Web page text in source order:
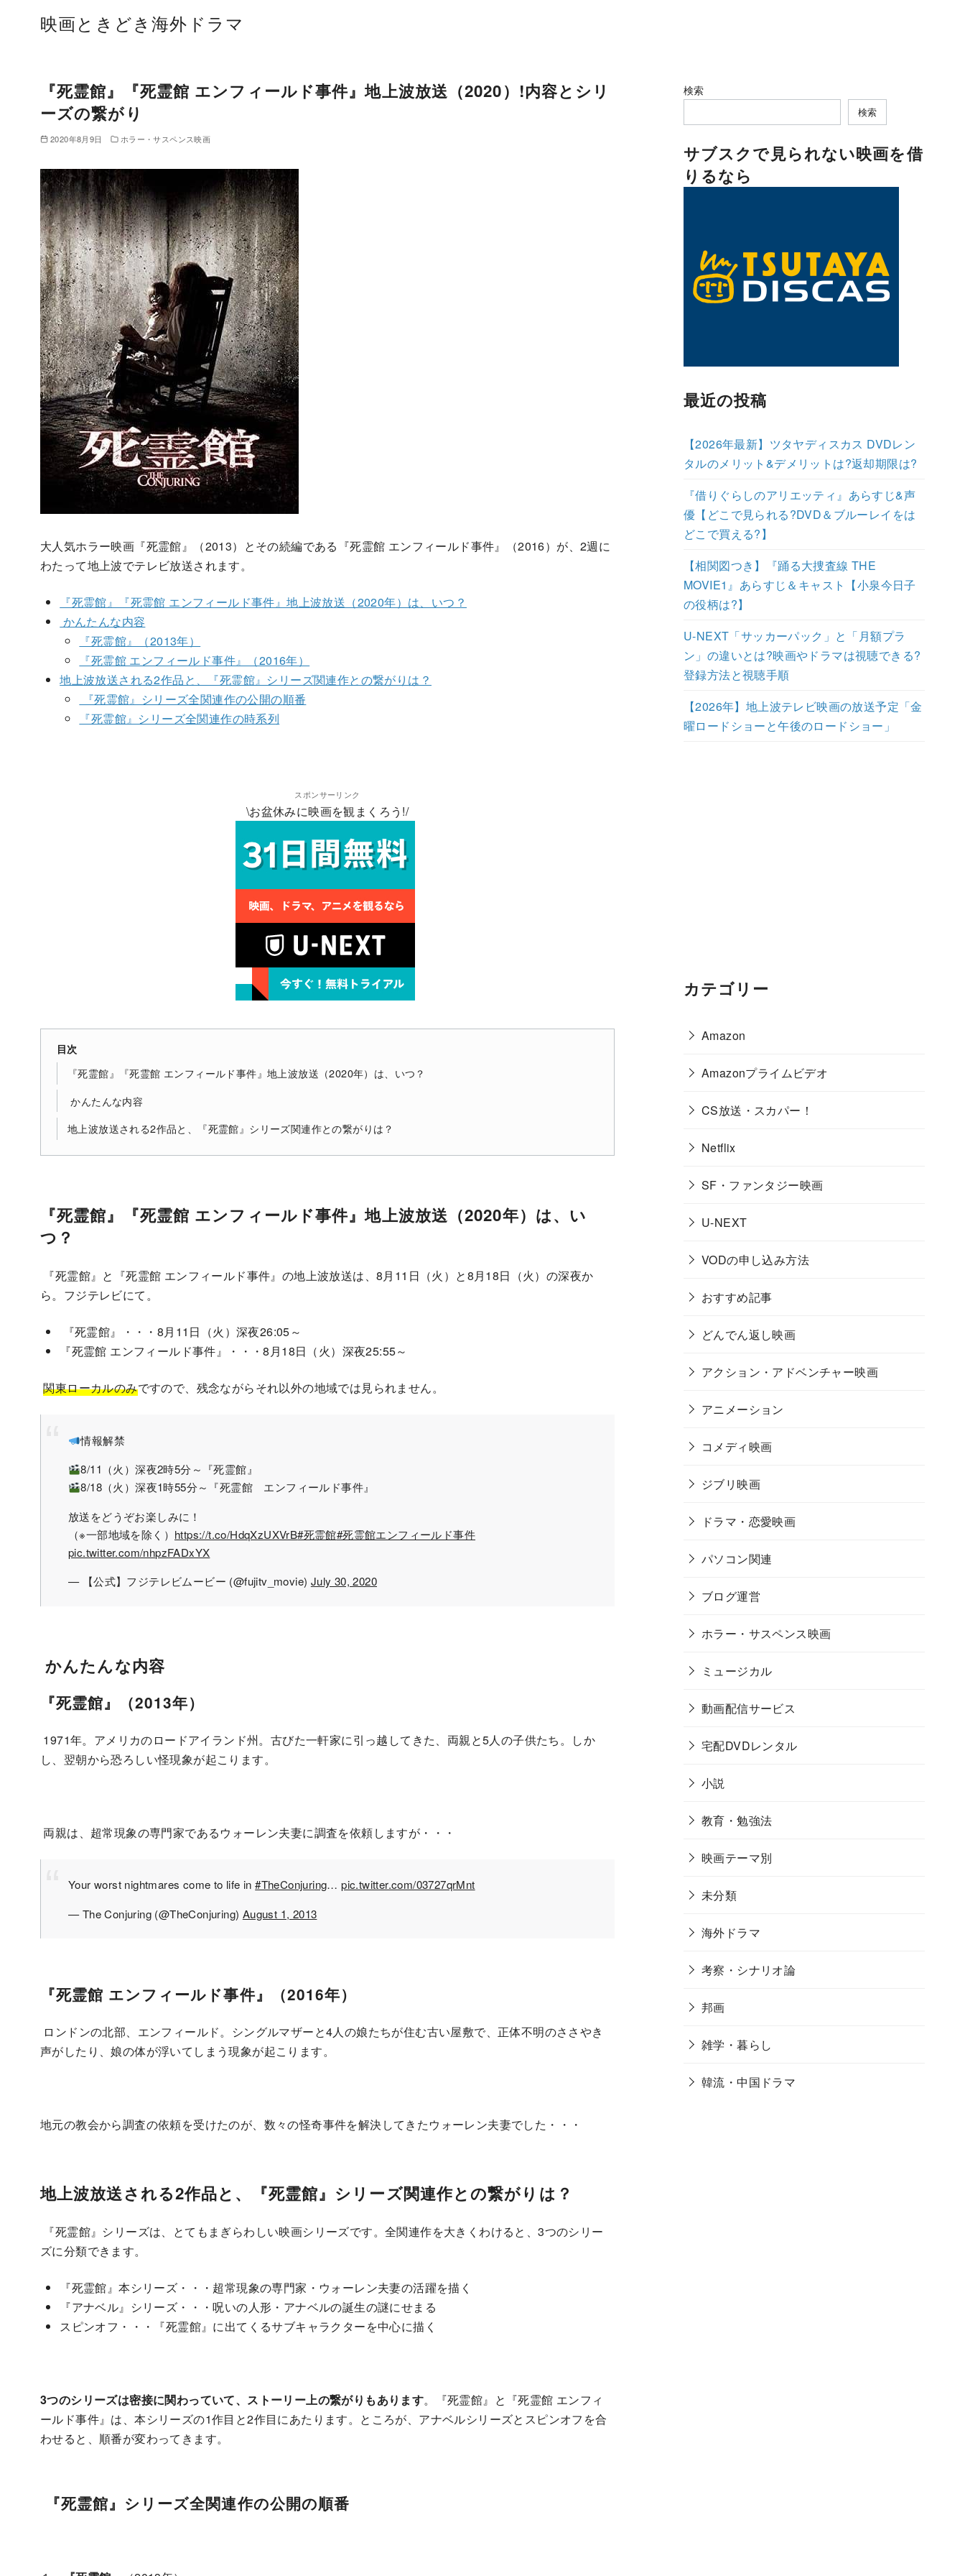
映画ときどき海外ドラマ
『死霊館』『死霊館 エンフィールド事件』地上波放送（2020）!内容とシリ
ーズの繋がり
2020年8月9日 ホラー・サスペンス映画
大人気ホラー映画『死霊館』（2013）とその続編である『死霊館 エンフィールド事件』（2016）が、2週に
わたって地上波でテレビ放送されます。
『死霊館』『死霊館 エンフィールド事件』地上波放送（2020年）は、いつ？
かんたんな内容
『死霊館』（2013年）
『死霊館 エンフィールド事件』（2016年）
地上波放送される2作品と、『死霊館』シリーズ関連作との繋がりは？
『死霊館』シリーズ全関連作の公開の順番
『死霊館』シリーズ全関連作の時系列
スポンサーリンク
\お盆休みに映画を観まくろう!/
目次
『死霊館』『死霊館 エンフィールド事件』地上波放送（2020年）は、いつ？
かんたんな内容
地上波放送される2作品と、『死霊館』シリーズ関連作との繋がりは？
『死霊館』『死霊館 エンフィールド事件』地上波放送（2020年）は、い
つ？
『死霊館』と『死霊館 エンフィールド事件』の地上波放送は、8月11日（火）と8月18日（火）の深夜か
ら。フジテレビにて。
『死霊館』・・・8月11日（火）深夜26:05～
『死霊館 エンフィールド事件』・・・8月18日（火）深夜25:55～
関東ローカルのみですので、残念ながらそれ以外の地域では見られません。
情報解禁
8/11（火）深夜2時5分～『死霊館』
8/18（火）深夜1時55分～『死霊館 エンフィールド事件』
放送をどうぞお楽しみに！
（※一部地域を除く） https://t.co/HdqXzUXVrB#死霊館#死霊館エンフィールド事件
pic.twitter.com/nhpzFADxYX
— 【公式】フジテレビムービー (@fujitv_movie) July 30, 2020
かんたんな内容
『死霊館』（2013年）
1971年。アメリカのロードアイランド州。古びた一軒家に引っ越してきた、両親と5人の子供たち。しか
し、翌朝から恐ろしい怪現象が起こります。
両親は、超常現象の専門家であるウォーレン夫妻に調査を依頼しますが・・・
Your worst nightmares come to life in#TheConjuring…pic.twitter.com/03727qrMnt
— The Conjuring (@TheConjuring) August 1, 2013
『死霊館 エンフィールド事件』（2016年）
ロンドンの北部、エンフィールド。シングルマザーと4人の娘たちが住む古い屋敷で、正体不明のささやき
声がしたり、娘の体が浮いてしまう現象が起こります。
地元の教会から調査の依頼を受けたのが、数々の怪奇事件を解決してきたウォーレン夫妻でした・・・
地上波放送される2作品と、『死霊館』シリーズ関連作との繋がりは？
『死霊館』シリーズは、とてもまぎらわしい映画シリーズです。全関連作を大きくわけると、3つのシリー
ズに分類できます。
『死霊館』本シリーズ・・・超常現象の専門家・ウォーレン夫妻の活躍を描く
『アナベル』シリーズ・・・呪いの人形・アナベルの誕生の謎にせまる
スピンオフ・・・『死霊館』に出てくるサブキャラクターを中心に描く
3つのシリーズは密接に関わっていて、ストーリー上の繋がりもあります。『死霊館』と『死霊館 エンフィ
ールド事件』は、本シリーズの1作目と2作目にあたります。ところが、アナベルシリーズとスピンオフを合
わせると、順番が変わってきます。
『死霊館』シリーズ全関連作の公開の順番
検索
検索
サブスクで見られない映画を借
りるなら
最近の投稿
【2026年最新】ツタヤディスカス DVDレン
タルのメリット&デメリットは?返却期限は?
『借りぐらしのアリエッティ』あらすじ&声
優【どこで見られる?DVD＆ブルーレイをは
どこで買える?】
【相関図つき】『踊る大捜査線 THE
MOVIE1』あらすじ＆キャスト【小泉今日子
の役柄は?】
U-NEXT「サッカーパック」と「月額プラ
ン」の違いとは?映画やドラマは視聴できる?
登録方法と視聴手順
【2026年】地上波テレビ映画の放送予定「金
曜ロードショーと午後のロードショー」
カテゴリー
Amazon
Amazonプライムビデオ
CS放送・スカパー！
Netflix
SF・ファンタジー映画
U-NEXT
VODの申し込み方法
おすすめ記事
どんでん返し映画
アクション・アドベンチャー映画
アニメーション
コメディ映画
ジブリ映画
ドラマ・恋愛映画
パソコン関連
ブログ運営
ホラー・サスペンス映画
ミュージカル
動画配信サービス
宅配DVDレンタル
小説
教育・勉強法
映画テーマ別
未分類
海外ドラマ
考察・シナリオ論
邦画
雑学・暮らし
韓流・中国ドラマ